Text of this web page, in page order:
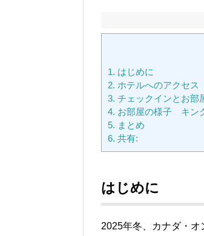
1. はじめに
2. ホテルへのアクセス
3. チェックインとお部
4. お部屋の様子 キン
5. まとめ
6. 共有:
はじめに
2025年冬、カナダ・